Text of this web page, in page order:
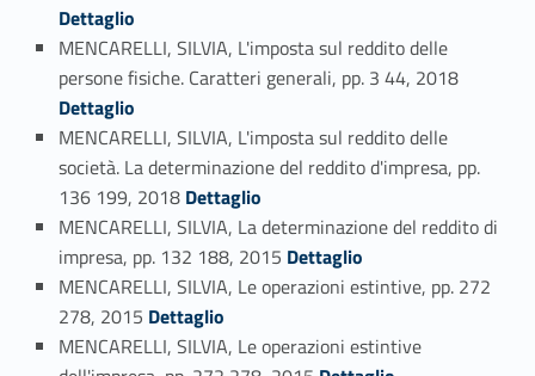
Dettaglio
MENCARELLI, SILVIA, L'imposta sul reddito delle
persone fisiche. Caratteri generali, pp. 3 44, 2018Link identifier #identifier_person_24135-53
Dettaglio
MENCARELLI, SILVIA, L'imposta sul reddito delle
società. La determinazione del reddito d'impresa, pp.
136 199, 2018 Link identifier #identifier_person_114205-54
Dettaglio
MENCARELLI, SILVIA, La determinazione del reddito di
impresa, pp. 132 188, 2015 Link identifier #identifier_person_78825-55
Dettaglio
MENCARELLI, SILVIA, Le operazioni estintive, pp. 272
278, 2015 Link identifier #identifier_person_60382-56
Dettaglio
MENCARELLI, SILVIA, Le operazioni estintive
Link identifier #identifier_person_72906-57